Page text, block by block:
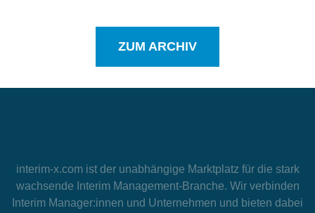
ZUM ARCHIV
interim-x.comist der unabhängige Marktplatz für die stark
wachsende Interim Management-Branche. Wir verbinden
Interim Manager:innen und Unternehmen und bieten dabei